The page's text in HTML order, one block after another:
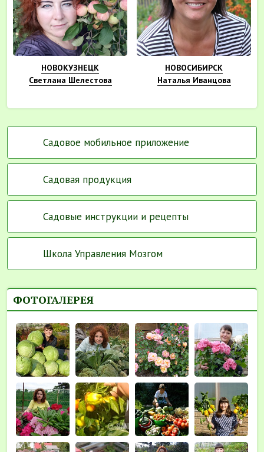
НОВОКУЗНЕЦК
Светлана Шелестова
НОВОСИБИРСК
Наталья Иванцова
Садовое мобильное приложение
Садовая продукция
Садовые инструкции и рецепты
Школа Управления Мозгом
ФОТОГАЛЕРЕЯ